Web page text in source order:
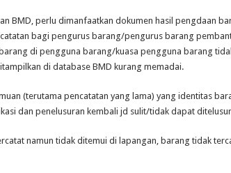
BMD, perlu dimanfaatkan dokumen hasil pengdaan
bagi pengurus barang/pengurus barang
di pengguna barang/kuasa pengguna barang
di database BMD kurang memadai.
(terutama pencatatan yang lama) yang identitas
dan penelusuran kembali jd sulit/tidak dapat
namun tidak ditemui di lapangan, barang tidak